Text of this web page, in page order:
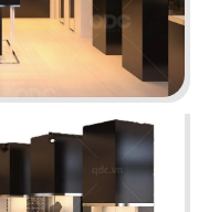
thiết kế với
mái, dễ dàng